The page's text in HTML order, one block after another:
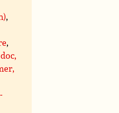
,
,